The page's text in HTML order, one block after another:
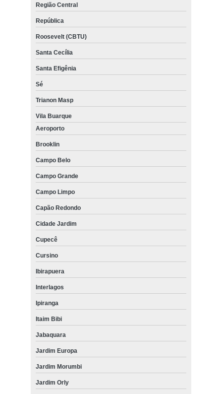
Região Central
República
Roosevelt (CBTU)
Santa Cecília
Santa Efigênia
Sé
Trianon Masp
Vila Buarque
Aeroporto
Brooklin
Campo Belo
Campo Grande
Campo Limpo
Capão Redondo
Cidade Jardim
Cupecê
Cursino
Ibirapuera
Interlagos
Ipiranga
Itaim Bibi
Jabaquara
Jardim Europa
Jardim Morumbi
Jardim Orly